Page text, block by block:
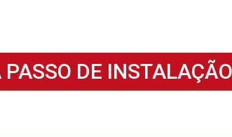
PASSO DE INSTALAÇÃO